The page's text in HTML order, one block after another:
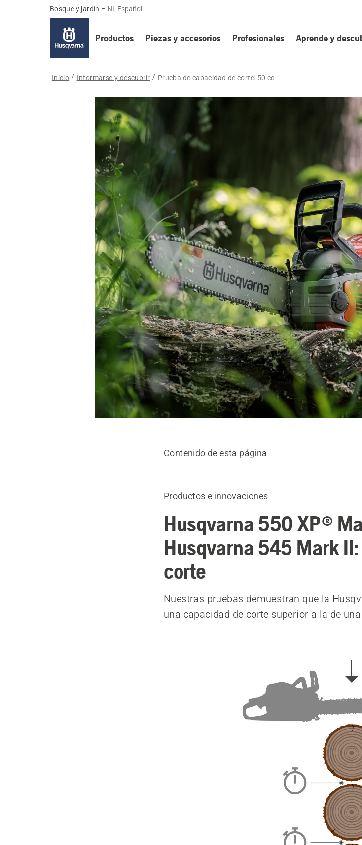
Bosque y jardín – NI, Español
Productos Piezas y accesorios Profesionales Aprende y
Inicio Informarse y descubrir Prueba de capacidad de corte: 50 cc
Contenido de esta página
El mejor rendimiento de corte dentro de su clase
Productos e innovaciones
Husqvarna 550 XP®
Husqvarna 545 Mark
corte
Nuestras pruebas demuestran que la
una capacidad de corte superior a la de